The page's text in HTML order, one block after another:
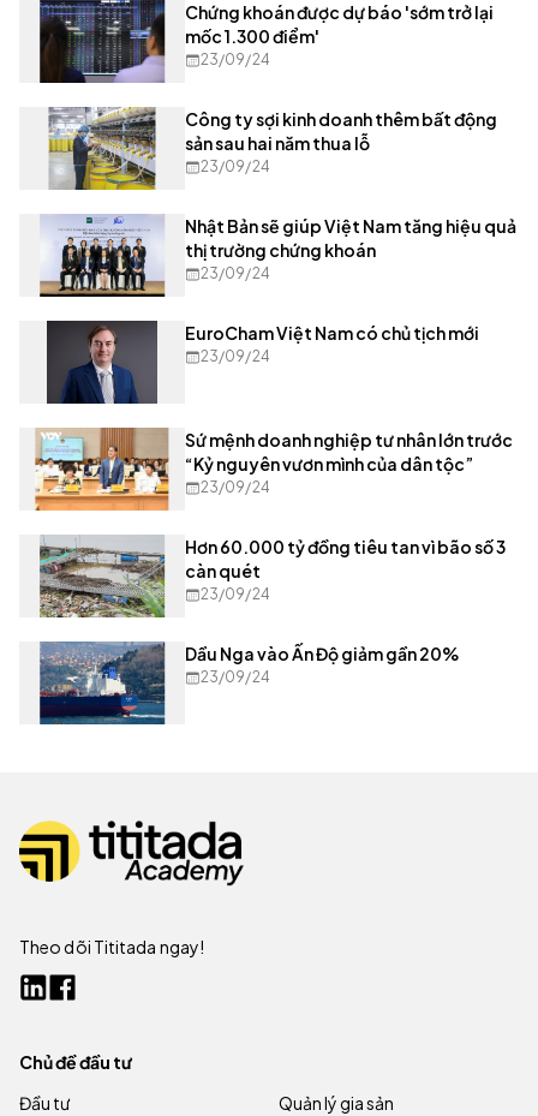
Chứng khoán được dự báo 'sớm trở lại
mốc 1.300 điểm'
23/09/24
Công ty sợi kinh doanh thêm bất động
sản sau hai năm thua lỗ
23/09/24
Nhật Bản sẽ giúp Việt Nam tăng hiệu quả
thị trường chứng khoán
23/09/24
EuroCham Việt Nam có chủ tịch mới
23/09/24
Sứ mệnh doanh nghiệp tư nhân lớn trước
“Kỷ nguyên vươn mình của dân tộc”
23/09/24
Hơn 60.000 tỷ đồng tiêu tan vì bão số 3
càn quét
23/09/24
Dầu Nga vào Ấn Độ giảm gần 20%
23/09/24
Theo dõi Tititada ngay!
Chủ đề đầu tư
Đầu tư
Quản lý gia sản